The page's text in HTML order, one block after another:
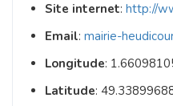
Site internet: http://
Email: mairie-
Longitude:
Latitude: